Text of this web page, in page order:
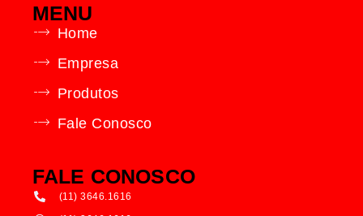
MENU
Home
Empresa
Produtos
Fale Conosco
FALE CONOSCO
(11) 3646.1616